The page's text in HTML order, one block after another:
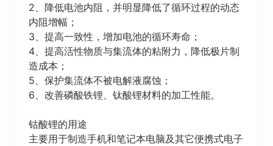
2、降低电池内阻，并明显降低了循环过程的动态
内阻增幅；
3、提高一致性，增加电池的循环寿命；
4、提高活性物质与集流体的粘附力，降低极片制
造成本；
5、保护集流体不被电解液腐蚀；
6、改善磷酸铁锂、钛酸锂材料的加工性能。
钴酸锂的用途
主要用于制造手机和笔记本电脑及其它便携式电子